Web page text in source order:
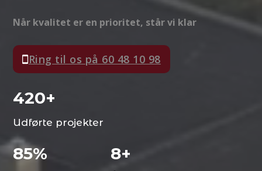
Når kvalitet er en prioritet, står vi klar
Ring til os på 60 48 10 98
500+
Udførte projekter
100% 10+